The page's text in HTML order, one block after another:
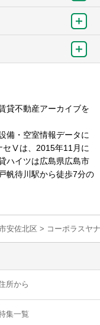
貸不動産アーカイブを
備・空室情報データに
セⅤは、2015年11月に
ハイツは広島県広島市
帆待川駅から徒歩7分の
安佐北区 > コーポラスヤ
所から
集一覧